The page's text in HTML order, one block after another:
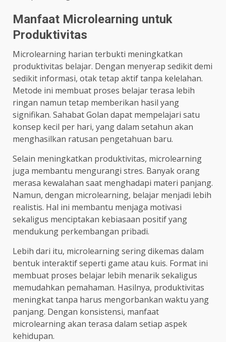
Manfaat Microlearning untuk
Produktivitas
Microlearning harian terbukti meningkatkan
produktivitas belajar. Dengan menyerap sedikit demi
sedikit informasi, otak tetap aktif tanpa kelelahan.
Metode ini membuat proses belajar terasa lebih
ringan namun tetap memberikan hasil yang
signifikan. Sahabat Golan dapat mempelajari satu
konsep kecil per hari, yang dalam setahun akan
menghasilkan ratusan pengetahuan baru.
Selain meningkatkan produktivitas, microlearning
juga membantu mengurangi stres. Banyak orang
merasa kewalahan saat menghadapi materi panjang.
Namun, dengan microlearning, belajar menjadi lebih
realistis. Hal ini membantu menjaga motivasi
sekaligus menciptakan kebiasaan positif yang
mendukung perkembangan pribadi.
Lebih dari itu, microlearning sering dikemas dalam
bentuk interaktif seperti game atau kuis. Format ini
membuat proses belajar lebih menarik sekaligus
memudahkan pemahaman. Hasilnya, produktivitas
meningkat tanpa harus mengorbankan waktu yang
panjang. Dengan konsistensi, manfaat
microlearning akan terasa dalam setiap aspek
kehidupan.